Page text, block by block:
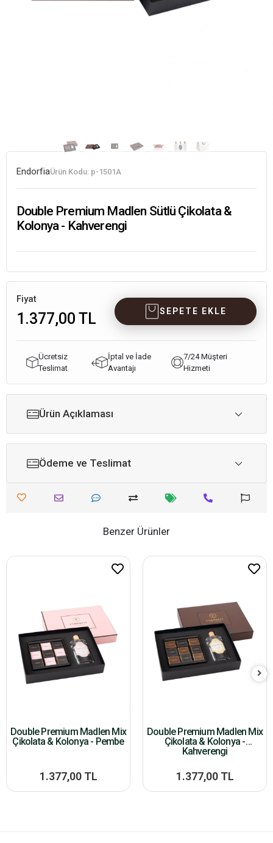
EndorfiaÜrün Kodu: p-1501A
Double Premium Madlen Sütlü Çikolata &
Kolonya - Kahverengi
Fiyat
1.377,00 TL SEPETE EKLE
Ücretsiz
Teslimat
İptal ve İade
Avantajı
7/24 Müşteri
Hizmeti
Ürün Açıklaması
Ödeme ve Teslimat
Benzer Ürünler
Double Premium Madlen Mix
Çikolata & Kolonya - Pembe
1.377,00 TL
Double Premium Madlen Mix
Çikolata & Kolonya -
Kahverengi
1.377,00 TL